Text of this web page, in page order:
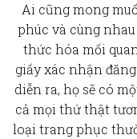
Ai cũng mong
phúc và cùng
thức hóa mối
giấy xác nhận
diễn ra, họ sẽ có
cả mọi thứ thật
loại trang phục